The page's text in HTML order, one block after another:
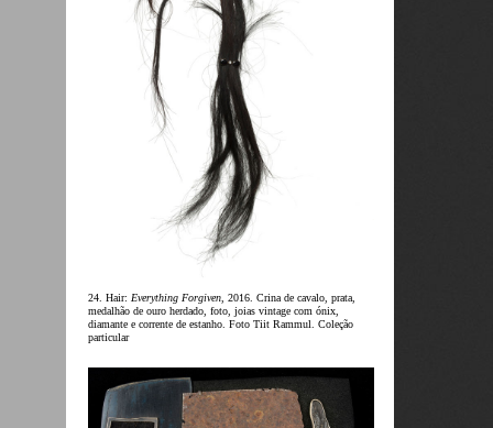
24. Hair: Everything Forgiven, 2016. Crina de cavalo, prata,
medalhão de ouro herdado, foto, joias vintage com ónix,
diamante e corrente de estanho. Foto Tiit Rammul. Coleção
particular